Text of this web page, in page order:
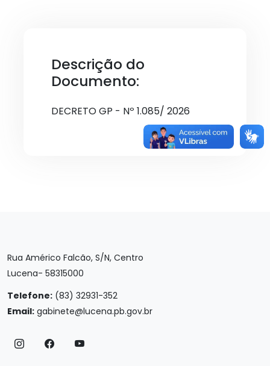
Descrição do
Documento:
DECRETO GP - Nº 1.085/ 2026
Rua Américo Falcão, S/N, Centro
Lucena- 58315000
Telefone: (83) 32931-352
Email: gabinete@lucena.pb.gov.br